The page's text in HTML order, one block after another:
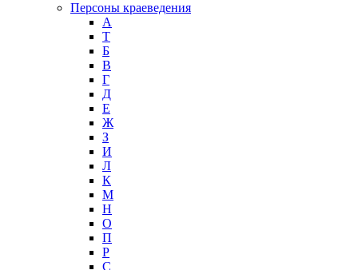
Персоны краеведения
А
T
Б
В
Г
Д
Е
Ж
З
И
Л
К
М
Н
О
П
Р
С